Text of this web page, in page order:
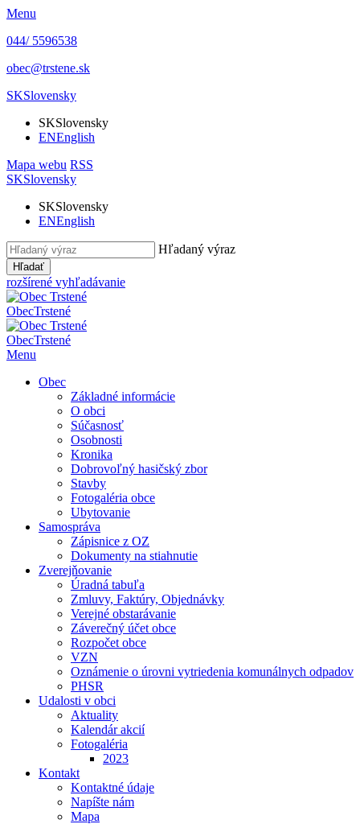
Menu
044/ 5596538
obec@trstene.sk
SKSlovensky
SKSlovensky
ENEnglish
Mapa webu RSS
SKSlovensky
SKSlovensky
ENEnglish
Hľadaný výraz
Hľadať
rozšírené vyhľadávanie
ObecTrstené
ObecTrstené
Menu
Obec
Základné informácie
O obci
Súčasnosť
Osobnosti
Kronika
Dobrovoľný hasičský zbor
Stavby
Fotogaléria obce
Ubytovanie
Samospráva
Zápisnice z OZ
Dokumenty na stiahnutie
Zverejňovanie
Úradná tabuľa
Zmluvy, Faktúry, Objednávky
Verejné obstarávanie
Záverečný účet obce
Rozpočet obce
VZN
Oznámenie o úrovni vytriedenia komunálnych odpadov
PHSR
Udalosti v obci
Aktuality
Kalendár akcií
Fotogaléria
2023
Kontakt
Kontaktné údaje
Napíšte nám
Mapa